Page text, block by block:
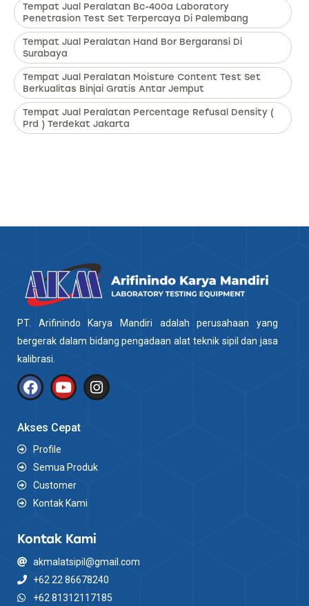
Tempat Jual Peralatan Bc-400a Laboratory
Penetrasion Test Set Terpercaya Di Palembang
Tempat Jual Peralatan Hand Bor Bergaransi Di
Surabaya
Tempat Jual Peralatan Moisture Content Test Set
Berkualitas Binjai Gratis Antar Jemput
Tempat Jual Peralatan Percentage Refusal Density (
Prd ) Terdekat Jakarta
PT. Arifinindo Karya Mandiri adalah perusahaan yang
bergerak dalam bidang pengadaan alat teknik sipil dan jasa
kalibrasi.
Akses Cepat
Profile
Semua Produk
Customer
Kontak Kami
Kontak Kami
akmalatsipil@gmail.com
+62 22 86678240
+62 81312117185